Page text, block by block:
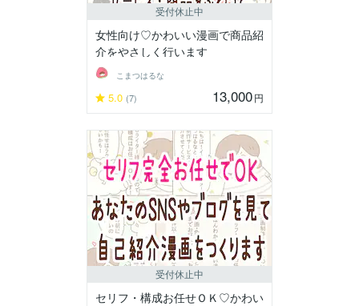
受付休止中
女性向け♡かわいい漫画で商品紹
介をやさしく行います
こまつはるな
5.0 (7) 13,000円
受付休止中
セリフ・構成お任せＯＫ♡かわい